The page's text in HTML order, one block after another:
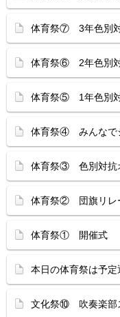
体育祭⑦ 3年色別
体育祭⑥ 2年色別
体育祭⑤ 1年色別
体育祭④ みんなで
体育祭③ 色別対抗
体育祭② 団旗リレ
体育祭① 開催式
本日の体育祭は予定
文化祭⑩ 吹奏楽部